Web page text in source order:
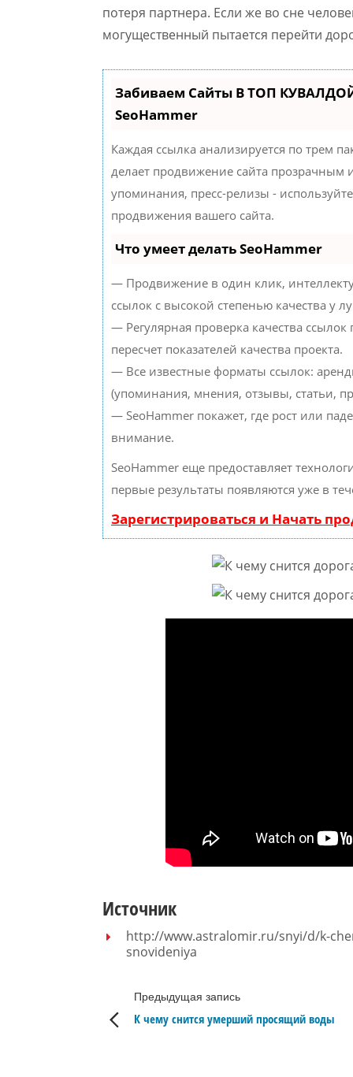
потеря партнера. Если же во сне
могущественный пытается перейти
Забиваем Сайты В ТОП
SeoHammer
Каждая ссылка анализируется по трем
делает продвижение сайта прозрачным
упоминания, пресс-релизы -
продвижения вашего сайта.
Что умеет делать SeoHammer
— Продвижение в один клик,
ссылок с высокой степенью качества у
— Регулярная проверка качества
пересчет показателей качества проекта.
— Все известные форматы ссылок:
(упоминания, мнения, отзывы, статьи,
— SeoHammer покажет, где рост или
внимание.
SeoHammer еще предоставляет
первые результаты появляются уже в
Зарегистрироваться и Начать
Источник
http://www.astralomir.ru/snyi/d/k-
snovideniya
Предыдущая запись
К чему снится умерший просящий воды